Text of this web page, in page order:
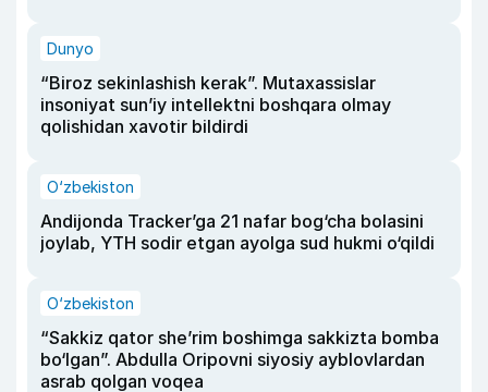
Dunyo
“Biroz sekinlashish kerak”. Mutaxassislar
insoniyat sun’iy intellektni boshqara olmay
qolishidan xavotir bildirdi
O‘zbekiston
Andijonda Tracker’ga 21 nafar bog‘cha bolasini
joylab, YTH sodir etgan ayolga sud hukmi o‘qildi
O‘zbekiston
“Sakkiz qator she’rim boshimga sakkizta bomba
bo‘lgan”. Abdulla Oripovni siyosiy ayblovlardan
asrab qolgan voqea